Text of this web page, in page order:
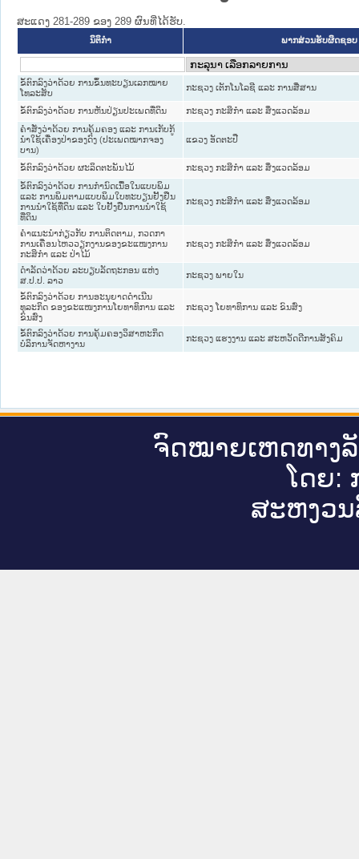
ສະແດງ 281-289 ຂອງ 289 ຜົນທີ່ໄດ້ຮັບ.
ນິຕິກໍາ ພາກສ່ວນຮັບຜິດຊອບ
ຂໍ້ຕົກລົງວ່າດ້ວຍ ການຂຶ້ນທະບຽນເລກໝາຍ
ໂທລະສັບ
ກະຊວງ ເຕັກໂນໂລຊີ ແລະ ການສື່ສານ
ຂໍ້ຕົກລົງວ່າດ້ວຍ ການຫັນປ່ຽນປະເພດທີ່ດິນ
ກະຊວງ ກະສິກຳ ແລະ ສິ່ງແວດລ້ອມ
ຄຳສັ່ງວ່າດ້ວຍ ການຄຸ້ມຄອງ ແລະ ການເກັບກູ້
ນຳໃຊ້ເຄື່ອງປ່າຂອງດົງ (ປະເພດໝາກຈອງ
ບານ)
ແຂວງ ອັດຕະປື
ຂໍ້ຕົກລົງວ່າດ້ວຍ ຜະລິດຕະພັນໄມ້
ກະຊວງ ກະສິກຳ ແລະ ສິ່ງແວດລ້ອມ
ຂໍ້ຕົກລົງວ່າດ້ວຍ ການກຳນົດເນື້ອໃນແບບພິມ
ແລະ ການພິມຕາມແບບພິມໃບທະບຽນຢັ້ງຢືນ
ການນຳໃຊ້ທີ່ດິນ ແລະ ໃບຢັ້ງຢືນການນຳໃຊ້
ທີ່ດິນ
ກະຊວງ ກະສິກຳ ແລະ ສິ່ງແວດລ້ອມ
ຄຳແນະນຳກ່ຽວກັບ ການຕິດຕາມ, ກວດກາ
ການເຄື່ອນໄຫວວຽກງານຂອງຂະແໜງການ
ກະສິກຳ ແລະ ປ່າໄມ້
ກະຊວງ ກະສິກຳ ແລະ ສິ່ງແວດລ້ອມ
ດຳລັດວ່າດ້ວຍ ລະບຽບລັດຖະກອນ ແຫ່ງ
ສ.ປ.ປ. ລາວ
ກະຊວງ ພາຍໃນ
ຂໍ້ຕົກລົງວ່າດ້ວຍ ການອະນຸຍາດດຳເນີນ
ທຸລະກິດ ຂອງຂະແໜງການໂຍທາທິການ ແລະ
ຂົນສົ່ງ
ກະຊວງ ໂຍທາທິການ ແລະ ຂົນສົ່ງ
ຂໍ້ຕົກລົງວ່າດ້ວຍ ການຄຸ້ມຄອງວິສາຫະກິດ
ບໍລິການຈັດຫາງານ
ກະຊວງ ແຮງງານ ແລະ ສະຫວັດດີການສັງຄົມ
ຈົດ​ໝາຍ​ເຫດ​ທາງ​
ໂດຍ:
ສະ​ຫງວນ​